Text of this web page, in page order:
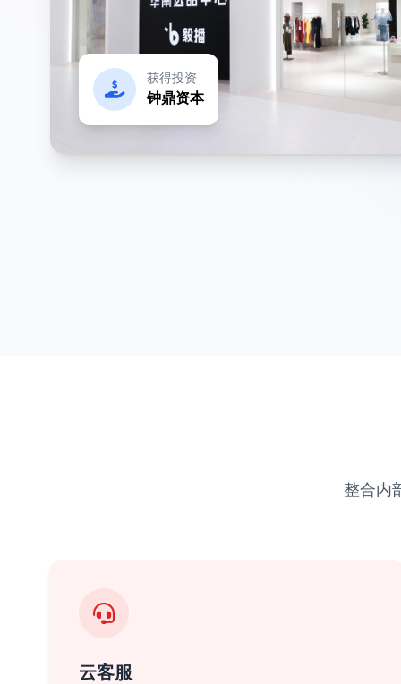
获得投资
钟鼎资本
整合内
云客服